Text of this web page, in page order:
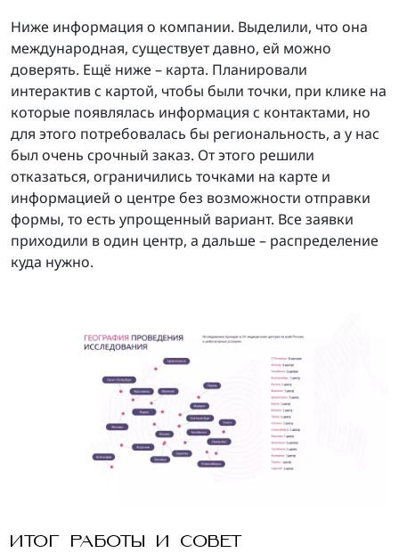
Ниже информация о компании. Выделили, что она
международная, существует давно, ей можно
доверять. Ещё ниже – карта. Планировали
интерактив с картой, чтобы были точки, при клике на
которые появлялась информация с контактами, но
для этого потребовалась бы региональность, а у нас
был очень срочный заказ. От этого решили
отказаться, ограничились точками на карте и
информацией о центре без возможности отправки
формы, то есть упрощенный вариант. Все заявки
приходили в один центр, а дальше – распределение
куда нужно.
ИТОГ РАБОТЫ И СОВЕТ